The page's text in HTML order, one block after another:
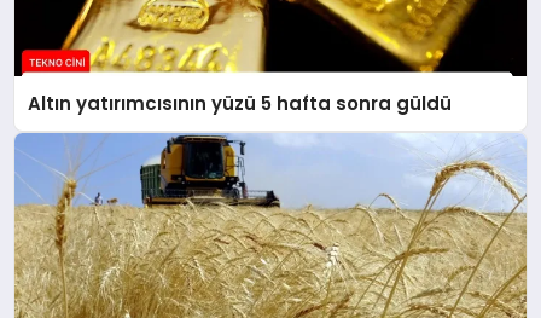
Altın yatırımcısının yüzü 5 hafta sonra güldü